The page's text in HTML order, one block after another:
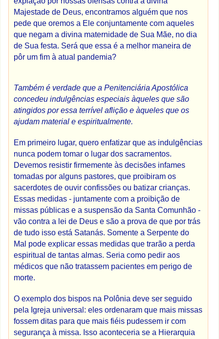
Majestade de Deus, encontramos alguém que nos
pede que oremos a Ele conjuntamente com aqueles
que negam a divina maternidade de Sua Mãe, no dia
de Sua festa. Será que essa é a melhor maneira de
pôr um fim à atual pandemia?
Também é verdade que a Penitenciária Apostólica
concedeu indulgências especiais àqueles que são
atingidos por essa terrível aflição e àqueles que os
ajudam material e espiritualmente.
Em primeiro lugar, quero enfatizar que as indulgências
nunca podem tomar o lugar dos sacramentos.
Devemos resistir firmemente às decisões infames
tomadas por alguns pastores, que proibiram os
sacerdotes de ouvir confissões ou batizar crianças.
Essas medidas - juntamente com a proibição de
missas públicas e a suspensão da Santa Comunhão -
vão contra a lei de Deus e são a prova de que por trás
de tudo isso está Satanás. Somente a Serpente do
Mal pode explicar essas medidas que trarão a perda
espiritual de tantas almas. Seria como pedir aos
médicos que não tratassem pacientes em perigo de
morte.
O exemplo dos bispos na Polônia deve ser seguido
pela Igreja universal: eles ordenaram que mais missas
fossem ditas para que mais fiéis pudessem ir com
segurança à missa. Isso aconteceria se a Hierarquia